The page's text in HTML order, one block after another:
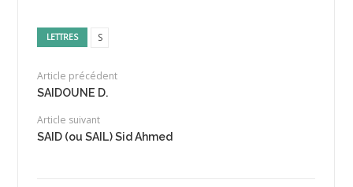
LETTRES S
Article précédent
SAIDOUNE D.
Article suivant
SAID (ou SAIL) Sid Ahmed